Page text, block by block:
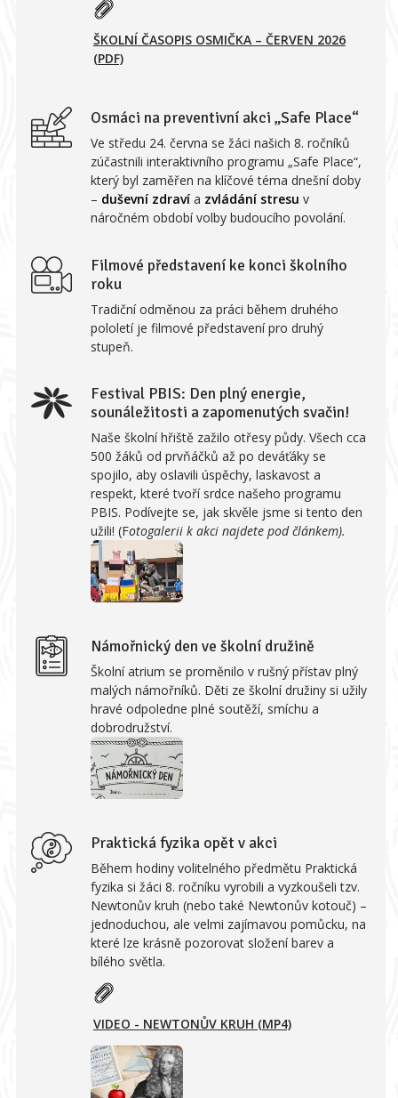
ŠKOLNÍ ČASOPIS OSMIČKA – ČERVEN 2026
(PDF)
Osmáci na preventivní akci „Safe Place“
Ve středu 24. června se žáci našich 8. ročníků
zúčastnili interaktivního programu „Safe Place“,
který byl zaměřen na klíčové téma dnešní doby
– duševní zdraví a zvládání stresu v
náročném období volby budoucího povolání.
Filmové představení ke konci školního
roku
Tradiční odměnou za práci během druhého
pololetí je filmové představení pro druhý
stupeň.
Festival PBIS: Den plný energie,
sounáležitosti a zapomenutých svačin!
Naše školní hřiště zažilo otřesy půdy. Všech cca
500 žáků od prvňáčků až po deváťáky se
spojilo, aby oslavili úspěchy, laskavost a
respekt, které tvoří srdce našeho programu
PBIS. Podívejte se, jak skvěle jsme si tento den
užili! (Fotogalerii k akci najdete pod článkem).
Námořnický den ve školní družině
Školní atrium se proměnilo v rušný přístav plný
malých námořníků. Děti ze školní družiny si užily
hravé odpoledne plné soutěží, smíchu a
dobrodružství.
Praktická fyzika opět v akci
Během hodiny volitelného předmětu Praktická
fyzika si žáci 8. ročníku vyrobili a vyzkoušeli tzv.
Newtonův kruh (nebo také Newtonův kotouč) –
jednoduchou, ale velmi zajímavou pomůcku, na
které lze krásně pozorovat složení barev a
bílého světla.
VIDEO - NEWTONŮV KRUH (MP4)